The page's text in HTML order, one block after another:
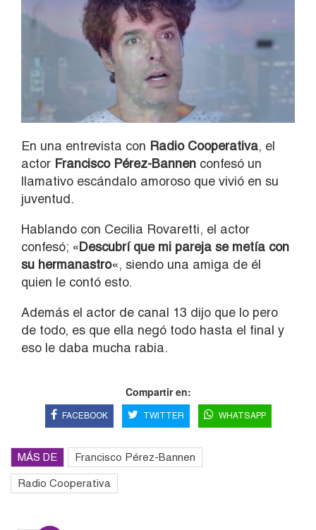
En una entrevista con Radio Cooperativa, el
actor Francisco Pérez-Bannen confesó un
llamativo escándalo amoroso que vivió en su
juventud.
Hablando con Cecilia Rovaretti, el actor
confesó; «Descubrí que mi pareja se metía con
su hermanastro«, siendo una amiga de él
quien le contó esto.
Además el actor de canal 13 dijo que lo pero
de todo, es que ella negó todo hasta el final y
eso le daba mucha rabia.
Compartir en:
FACEBOOK TWITTER WHATSAPP
MÁS DE Francisco Pérez-Bannen
Radio Cooperativa